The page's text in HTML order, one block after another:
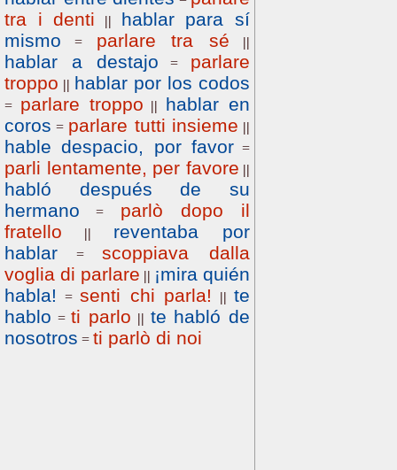
tra i denti
||
hablar para sí
mismo = parlare tra sé ||
hablar a destajo = parlare
troppo || hablar por los codos
= parlare troppo ||
hablar en
coros = parlare tutti insieme ||
hable despacio, por favor=
parli lentamente, per favore ||
habló después de su
hermano = parlò dopo il
fratello
||
reventaba por
hablar =scoppiava dalla
voglia di parlare || ¡mira quién
habla!
= senti chi parla! || te
hablo =ti parlo || te habló de
nosotros = ti parlò di noi